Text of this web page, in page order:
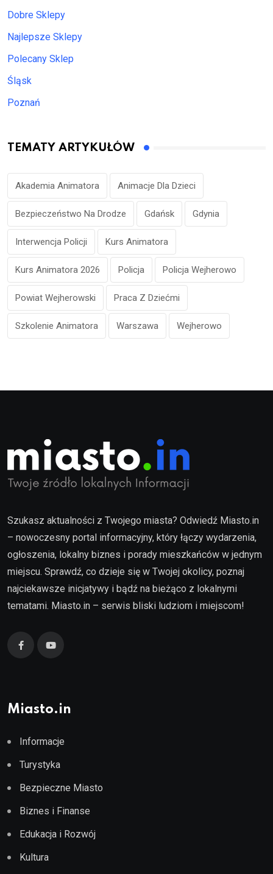
Dobre Sklepy
Najlepsze Sklepy
Polecany Sklep
Śląsk
Poznań
TEMATY ARTYKUŁÓW
Akademia Animatora Animacje Dla Dzieci
Bezpieczeństwo Na Drodze Gdańsk Gdynia
Interwencja Policji Kurs Animatora
Kurs Animatora 2026 Policja Policja Wejherowo
Powiat Wejherowski Praca Z Dziećmi
Szkolenie Animatora Warszawa Wejherowo
Szukasz aktualności z Twojego miasta? Odwiedź Miasto.in
– nowoczesny portal informacyjny, który łączy wydarzenia,
ogłoszenia, lokalny biznes i porady mieszkańców w jednym
miejscu. Sprawdź, co dzieje się w Twojej okolicy, poznaj
najciekawsze inicjatywy i bądź na bieżąco z lokalnymi
tematami. Miasto.in – serwis bliski ludziom i miejscom!
Miasto.in
Informacje
Turystyka
Bezpieczne Miasto
Biznes i Finanse
Edukacja i Rozwój
Kultura